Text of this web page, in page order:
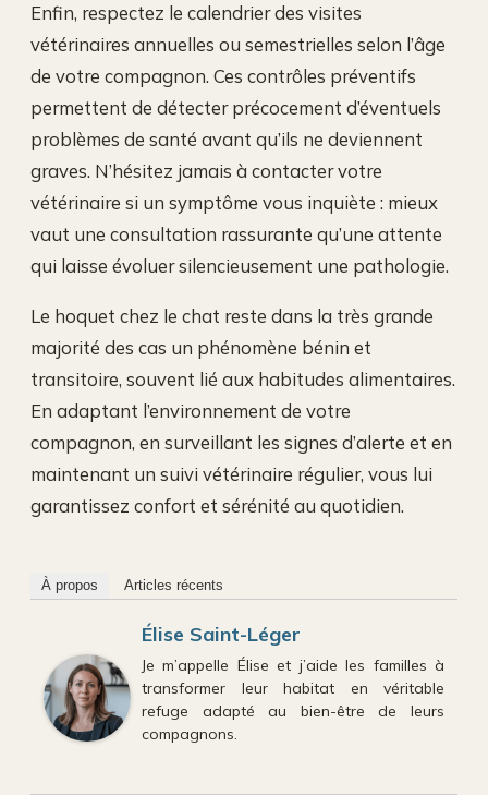
Enfin, respectez le calendrier des visites
vétérinaires annuelles ou semestrielles selon l’âge
de votre compagnon. Ces contrôles préventifs
permettent de détecter précocement d’éventuels
problèmes de santé avant qu’ils ne deviennent
graves. N’hésitez jamais à contacter votre
vétérinaire si un symptôme vous inquiète : mieux
vaut une consultation rassurante qu’une attente
qui laisse évoluer silencieusement une pathologie.
Le hoquet chez le chat reste dans la très grande
majorité des cas un phénomène bénin et
transitoire, souvent lié aux habitudes alimentaires.
En adaptant l’environnement de votre
compagnon, en surveillant les signes d’alerte et en
maintenant un suivi vétérinaire régulier, vous lui
garantissez confort et sérénité au quotidien.
À propos Articles récents
Élise Saint-Léger
Je m’appelle Élise et j’aide les familles à
transformer leur habitat en véritable
refuge adapté au bien-être de leurs
compagnons.